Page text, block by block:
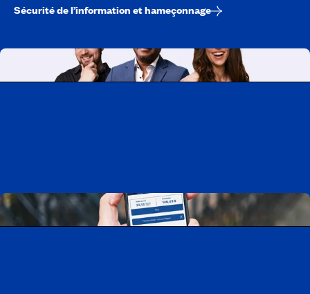
Sécurité de l’information et hameçonnage